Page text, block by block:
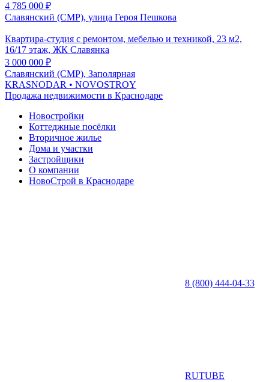
4 785 000 ₽
Славянский (СМР), улица Героя Пешкова
Квартира-студия с ремонтом, мебелью и техникой, 23 м2,
16/17 этаж, ЖК Славянка
3 000 000 ₽
Славянский (СМР), Заполярная
KRASNODAR • NOVOSTROY
Продажа недвижимости в Краснодаре
Новостройки
Коттеджные посёлки
Вторичное жилье
Дома и участки
Застройщики
О компании
НовоСтрой в Краснодаре
8 (800) 444-04-33
RUTUBE